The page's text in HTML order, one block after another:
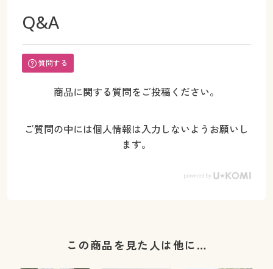
Q&A
質問する
商品に関する質問をご投稿ください。
ご質問の中には個人情報は入力しないようお願いし
ます。
この商品を見た人は他に…